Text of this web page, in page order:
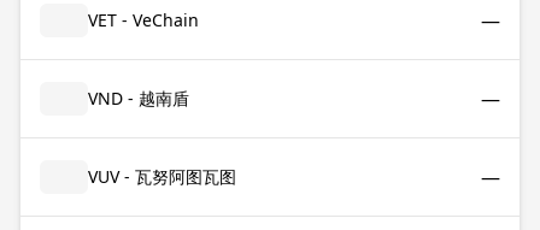
VET - VeChain —
VND - 越南盾 —
VUV - 瓦努阿图瓦图 —